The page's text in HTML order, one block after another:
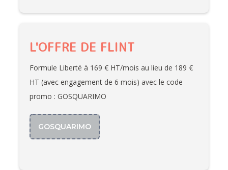
L'OFFRE DE FLINT
Formule Liberté à 169 € HT/mois au lieu de 189 €
HT (avec engagement de 6 mois) avec le code
promo : GOSQUARIMO
GOSQUARIMO